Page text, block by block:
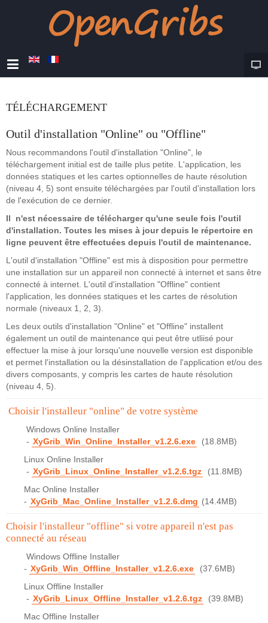
TÉLÉCHARGEMENT
Outil d'installation "Online" ou "Offline"
Nous recommandons l'outil d'installation "Online", le
téléchargement initial est de taille plus petite. L'application, les
données statiques et les cartes optionnelles de haute résolution
(niveau 4, 5) sont ensuite téléchargées par l'outil d'installation lors
de l'exécution de ce dernier.
Il n'est nécessaire de télécharger qu'une seule fois l'outil
d'installation. Toutes les mises à jour depuis le répertoire en
ligne peuvent être effectuées depuis l'outil de maintenance.
L'outil d'installation "Offline" est mis à disposition pour permettre
une installation sur un appareil non connecté à internet et sans être
connecté à internet. L'outil d'installation "Offline" contient
l'application, les données statiques et les cartes de résolution
normale (niveaux 1, 2, 3).
Les deux outils d'installation "Online" et "Offline" installent
également un outil de maintenance qui peut être utliisé pour
effectuer la mise à jour lorsqu'une nouvelle version est disponible
et permet l'installation ou la désinstallation de l'application et/ou des
divers composants, y compris les cartes de haute résolution
(niveau 4, 5).
Choisir l'installeur "online" de votre système
Windows Online Installer
- XyGrib_Win_Online_Installer_v1.2.6.exe
(18.8MB)
Linux Online Installer
- XyGrib_Linux_Online_Installer_v1.2.6.tgz
(11.8MB)
Mac Online Installer
- XyGrib_Mac_Online_Installer_v1.2.6.dmg (14.4MB)
Choisir l'installeur "offline" si votre appareil n'est pas
connecté au réseau
Windows Offline Installer
- XyGrib_Win_Offline_Installer_v1.2.6.exe
(37.6MB)
Linux Offline Installer
- XyGrib_Linux_Offline_Installer_v1.2.6.tgz
(39.8MB)
Mac Offline Installer